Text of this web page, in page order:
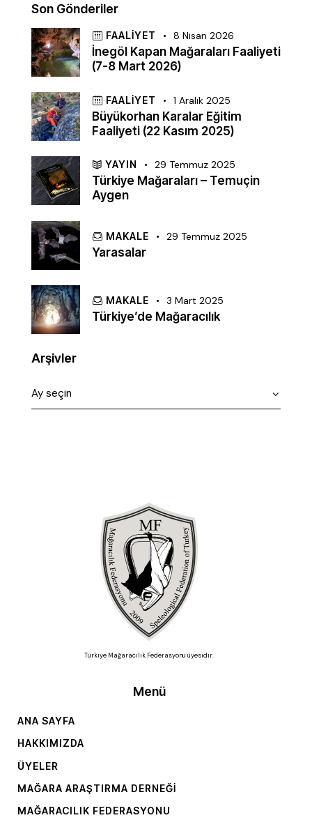
Son Gönderiler
FAALIYET 8 Nisan 2026
İnegöl Kapan Mağaraları Faaliyeti
(7-8 Mart 2026)
FAALIYET 1 Aralık 2025
Büyükorhan Karalar Eğitim
Faaliyeti (22 Kasım 2025)
YAYIN 29 Temmuz 2025
Türkiye Mağaraları – Temuçin
Aygen
MAKALE 29 Temmuz 2025
Yarasalar
MAKALE 3 Mart 2025
Türkiye’de Mağaracılık
Arşivler
Türkiye Mağaracılık Federasyonu üyesidir.
Menü
ANA SAYFA
HAKKIMIZDA
ÜYELER
MAĞARA ARAŞTIRMA DERNEĞI
MAĞARACILIK FEDERASYONU